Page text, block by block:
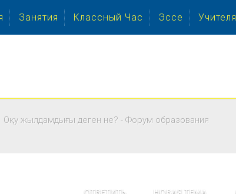
Занятия Классный Час Эссе Учителя
Оқу жылдамдығы деген не? - Форум образования